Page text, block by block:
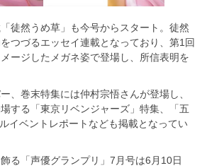
徒然うめ草」も今号からスタート。徒然
つづるエッセイ連載となっており、第1回
ージしたメガネ姿で登場し、所信表明を
、巻末特集には仲村宗悟さんが登場し、
する「東京リベンジャーズ」特集、「五
イベントレポートなども掲載となってい
る「声優グランプリ」7月号は6月10日